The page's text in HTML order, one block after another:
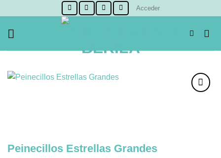
to
content
Acceder
Peinecillos Estrellas Grandes